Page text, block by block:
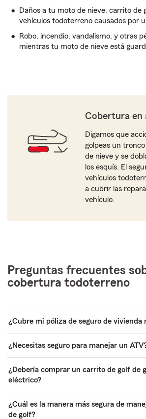
Daños a tu moto de nieve, carrito de
vehículos todoterreno causados por
Robo, incendio, vandalismo, y otras
mientras tu moto de nieve está
Cobertura en
Digamos que
golpeas un
de nieve y se
los esquís. El
vehículos
a cubrir las
vehículo.
Preguntas frecuentes
cobertura todoterreno
¿Cubre mi póliza de seguro de vivienda
¿Necesitas seguro para manejar un
¿Debería comprar un carrito de golf de
eléctrico?
¿Cuál es la manera más segura de
de golf?